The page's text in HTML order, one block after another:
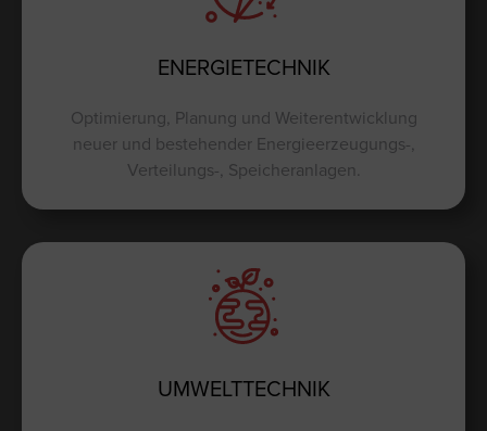
ENERGIETECHNIK
Optimierung, Planung und Weiterentwicklung
neuer und bestehender Energieerzeugungs-,
Verteilungs-, Speicheranlagen.
UMWELTTECHNIK